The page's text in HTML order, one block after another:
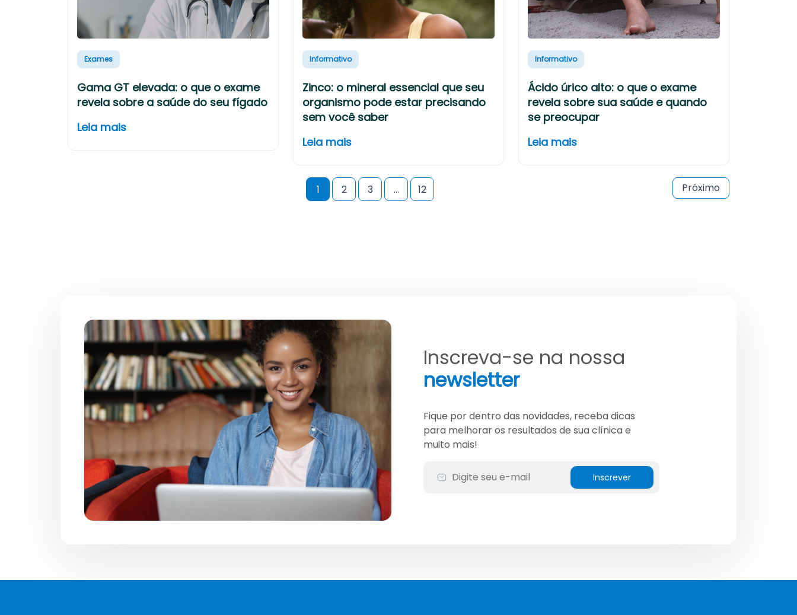
Exames
Gama GT elevada: o que o exame
revela sobre a saúde do seu fígado
Leia mais
Informativo
Zinco: o mineral essencial que seu
organismo pode estar precisando
sem você saber
Leia mais
Informativo
Ácido úrico alto: o que o exame
revela sobre sua saúde e quando
se preocupar
Leia mais
1 2 3 … 12 Próximo
Inscreva-se na nossa
newsletter
Fique por dentro das novidades, receba dicas
para melhorar os resultados de sua clínica e
muito mais!